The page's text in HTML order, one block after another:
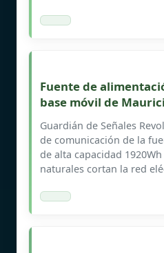
Fuente de
base móvil de
Guardián de Señales
de comunicación de la
de alta capacidad
naturales cortan la red